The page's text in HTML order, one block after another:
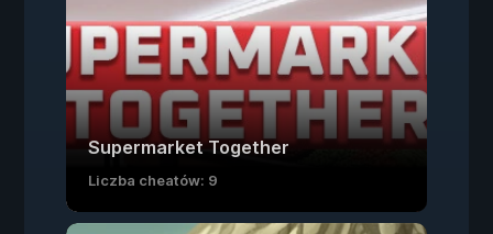
Supermarket Together
Liczba cheatów: 9